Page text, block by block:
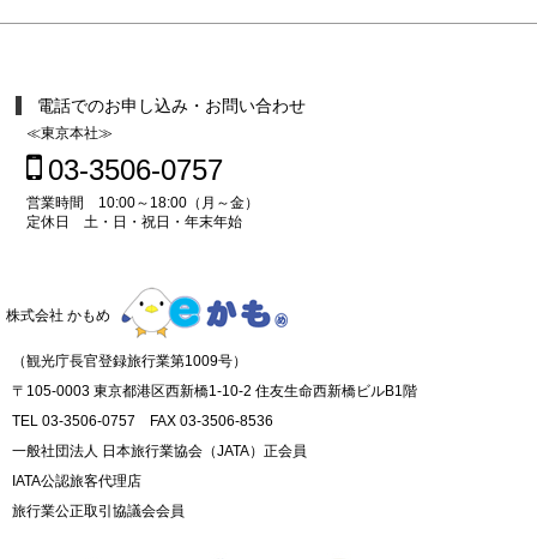
電話でのお申し込み・お問い合わせ
≪東京本社≫
03-3506-0757
営業時間 10:00～18:00（月～金）
定休日 土・日・祝日・年末年始
株式会社 かもめ
（観光庁長官登録旅行業第1009号）
〒105-0003 東京都港区西新橋1-10-2 住友生命西新橋ビルB1階
TEL 03-3506-0757 FAX 03-3506-8536
一般社団法人 日本旅行業協会（JATA）正会員
IATA公認旅客代理店
旅行業公正取引協議会会員